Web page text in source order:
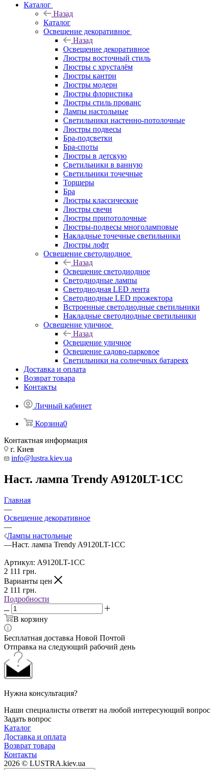
Каталог
Назад
Каталог
Освещение декоративное
Назад
Освещение декоративное
Люстры восточный стиль
Люстры с хрусталём
Люстры кантри
Люстры модерн
Люстры флористика
Люстры стиль прованс
Лампы настольные
Светильники настенно-потолочные
Люстры подвесы
Бра-подсветки
Бра-споты
Люстры в детскую
Светильники в ванную
Светильники точечные
Торшеры
Бра
Люстры классические
Люстры свечи
Люстры припотолочные
Люстры-подвесы многоламповые
Накладные точечные светильники
Люстры лофт
Освещение светодиодное
Назад
Освещение светодиодное
Светодиодные лампы
Светодиодная LED лента
Светодиодные LED прожектора
Встроенные светодиодные светильники
Накладные светодиодные светильники
Освещение уличное
Назад
Освещение уличное
Освещение садово-парковое
Светильники на солнечных батареях
Доставка и оплата
Возврат товара
Контакты
Личный кабинет
Корзина0
Контактная информация
г. Киев
info@lustra.kiev.ua
Наст. лампа Trendy A9120LT-1CC
Главная
—
Освещение декоративное
—
Лампы настольные
—Наст. лампа Trendy A9120LT-1CC
Артикул: A9120LT-1CC
2 111 грн.
Варианты цен
2 111 грн.
Подробности
В корзину
Бесплатная доставка Новой Почтой
Отправка на следующий рабочий день
Нужна консультация?
Наши специалисты ответят на любой интересующий вопрос
Задать вопрос
Каталог
Доставка и оплата
Возврат товара
Контакты
2026 © LUSTRA.kiev.ua